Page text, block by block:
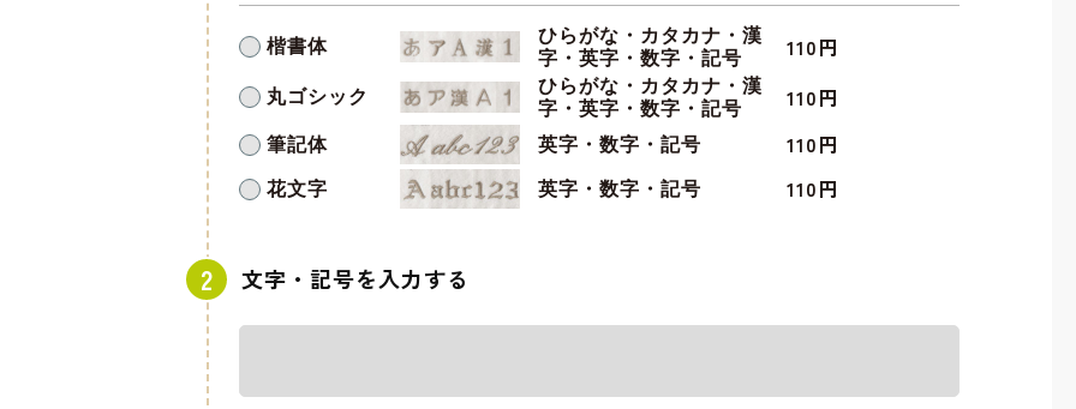
楷書体
ひらがな・カタカナ・漢
字・英字・数字・記号
110円
丸ゴシック
ひらがな・カタカナ・漢
字・英字・数字・記号
110円
筆記体 英字・数字・記号 110円
花文字 英字・数字・記号 110円
文字・記号を入力する